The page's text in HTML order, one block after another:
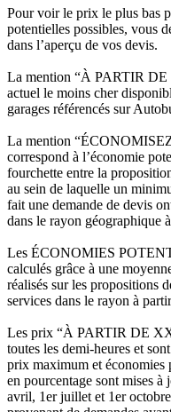
Pour voir le prix le plus bas
potentielles possibles, vous
dans l’aperçu de vos devis.
La mention “À PARTIR
actuel le moins cher
garages référencés sur
La mention
correspond à l’économie
fourchette entre la
au sein de laquelle un
fait une demande de devis
dans le rayon géographique
Les ÉCONOMIES
calculés grâce à une
réalisés sur les propositions
services dans le rayon à
Les prix “À PARTIR DE
toutes les demi-heures et
prix maximum et économies
en pourcentage sont mises
avril, 1er juillet et 1er